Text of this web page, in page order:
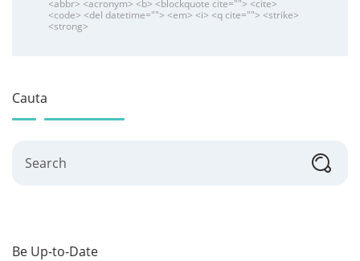
<abbr> <acronym> <b> <blockquote cite=""> <cite>
<code> <del datetime=""> <em> <i> <q cite=""> <strike>
<strong>
Cauta
Be Up-to-Date